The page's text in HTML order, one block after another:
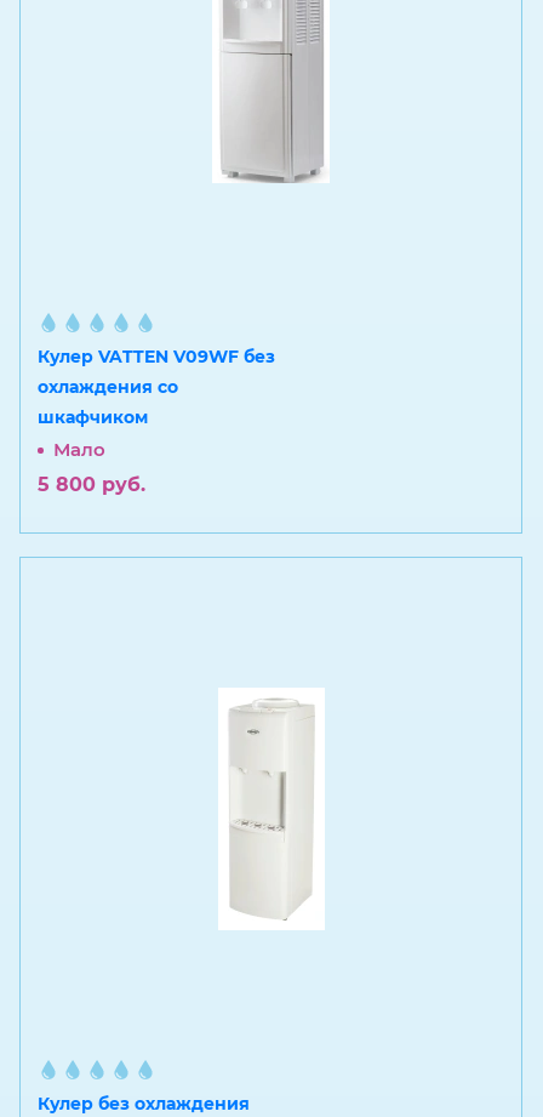
Кулер VATTEN V09WF без
охлаждения со
шкафчиком
Мало
5 800 руб.
Кулер без охлаждения